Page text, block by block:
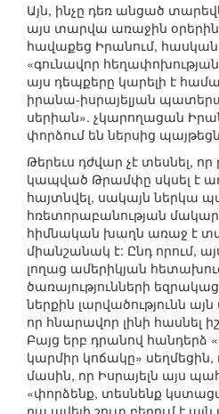
Այն, ինչը դեռ անցած
այս տարվա առաջին
հավաքեց Իրանում,
«գունավոր
այս դեպքերը կարելի է
իրանա-իսրայելյան
սերիան». չկարողացան
փորձում են ներսից
Թերեւս դժվար չէ տեսնել,
կապված Թրամփը սկսել է
հայտնվել, սակայն ներկա
հռետորաբանության
հիմնական խաղն առաջ է
միանշանակ է: Ընդ որում,
լողաց ամերիկյան
ծառայությունների
ներքին լարվածությունն
որ հնարավոր լինի հասնել
Բայց երբ դրանով հանդերձ
կարմիր կոճակը» սեղմեցին,
մասին, որ Իսրայելն այս
«փորձենք, տեսնենք